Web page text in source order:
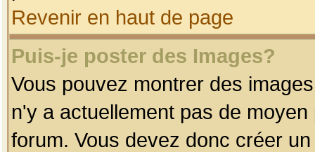
Revenir en haut de page
Puis-je poster des Images?
Vous pouvez montrer des
n'y a actuellement pas de
forum. Vous devez donc créer